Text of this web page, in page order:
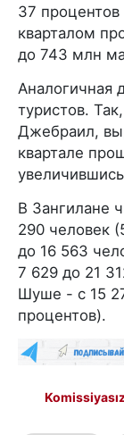
37
кварталом
до 743 млн
Аналогичная
туристов.
Джебраил,
квартале
В Зангилане
290 человек
до 16 563
7 629 до 21
Шуше - с 15
процентов).